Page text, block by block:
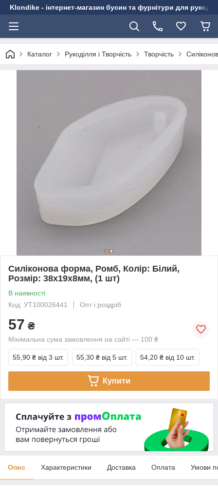
Klondike - інтернет-магазин бусин та фурнітури для
Каталог Рукоділля і Творчість Творчість
Силіконова форма, Ромб, Колір: Білий,
Розмір: 38х19х8мм, (1 шт)
В наявності
Код: УТ100026441
Опт і роздріб
57 ₴
Мінімальна сума замовлення на сайті — 100 ₴
55,90 ₴ від 3 шт. 55,30 ₴ від 5 шт. 54,20 ₴ від 10 шт.
Купити
Опис Характеристики Доставка Оплата Умови